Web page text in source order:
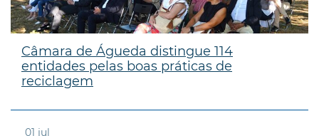
Câmara de Águeda distingue 114
entidades pelas boas práticas de
reciclagem
01 jul